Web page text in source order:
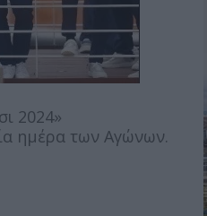
2024»
ημέρα των Αγώνων.